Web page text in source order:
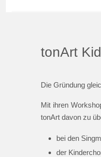
tonArt
Die Gründung
Mit ihren
tonArt davon zu
bei den
der